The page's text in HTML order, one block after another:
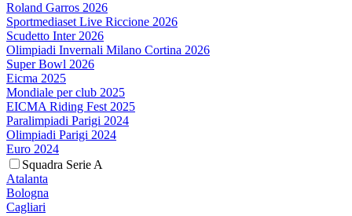
Roland Garros 2026
Sportmediaset Live Riccione 2026
Scudetto Inter 2026
Olimpiadi Invernali Milano Cortina 2026
Super Bowl 2026
Eicma 2025
Mondiale per club 2025
EICMA Riding Fest 2025
Paralimpiadi Parigi 2024
Olimpiadi Parigi 2024
Euro 2024
Squadra Serie A
Atalanta
Bologna
Cagliari